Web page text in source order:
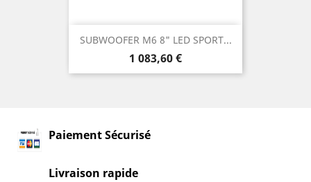
SUBWOOFER M6 8" LED SPORT...
Prix
1 083,60 €
Paiement Sécurisé
Livraison rapide